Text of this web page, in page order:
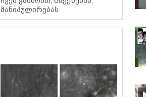
მანიპულირებას